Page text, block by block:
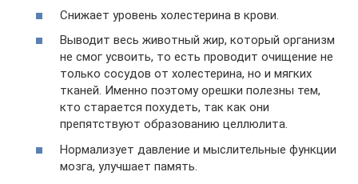
Снижает уровень холестерина в крови.
Выводит весь животный жир, который организм
не смог усвоить, то есть проводит очищение не
только сосудов от холестерина, но и мягких
тканей. Именно поэтому орешки полезны тем,
кто старается похудеть, так как они
препятствуют образованию целлюлита.
Нормализует давление и мыслительные функции
мозга, улучшает память.